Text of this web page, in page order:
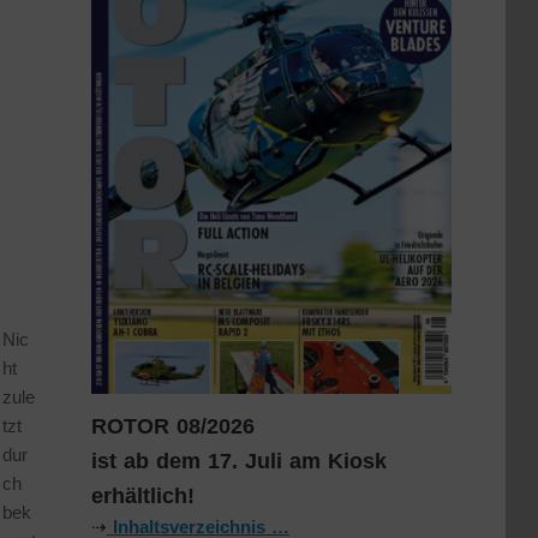
Nic
ht
zule
tzt
dur
ch
bek
ROTOR 08/2026
ist ab dem 17. Juli am Kiosk
erhältlich!
⇢ Inhaltsverzeichnis …